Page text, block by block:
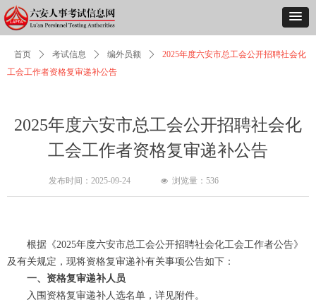
2025年度六安市总工会公开招聘社会化
工会工作者资格复审递补公告
根据《2025年度六安市总工会公开招聘社会化工会工作者公告》
及有关规定，现将资格复审递补有关事项公告如下：
一、资格复审递补人员
入围资格复审递补人选名单，详见附件。
首页 ꄲ 考试信息 ꄲ 编外员额 ꄲ
2025年度六安市总工会公开招聘社会化
工会工作者资格复审递补公告
发布时间： 2025-09-24 넶 浏览量： 536